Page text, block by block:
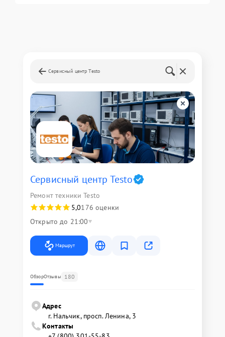
Сервисный центр Testo
Сервисный центр Testo
Ремонт техники Testo
5,0176 оценки
Открыто до 21:00
Маршрут
ОбзорОтзывы 180
Адрес
г. Нальчик, просп. Ленина, 3
Контакты